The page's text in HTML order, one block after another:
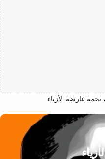
نجمة عارضة الأزياء